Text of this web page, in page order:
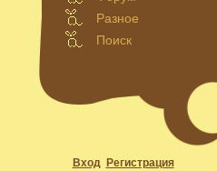
Разное
Поиск
Вход Регистрация